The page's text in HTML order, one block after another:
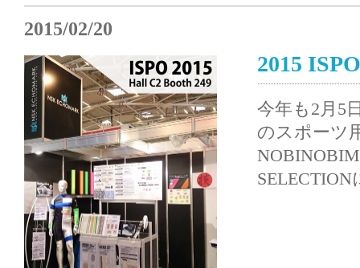
2015/02/20
2015
今年も2月5
のスポーツ